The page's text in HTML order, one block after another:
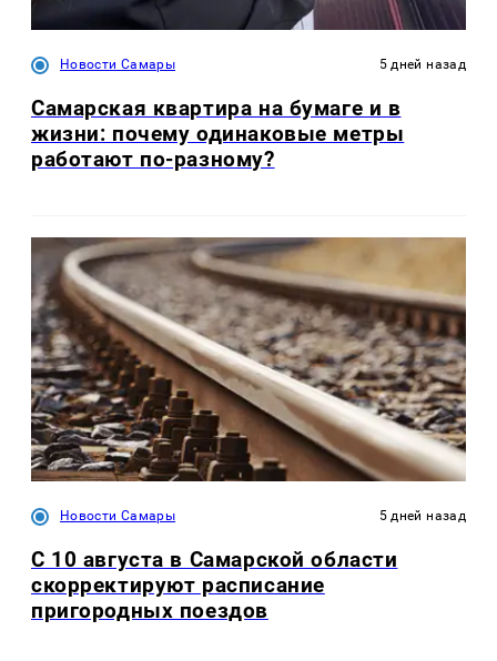
Новости Самары 5 дней назад
Самарская квартира на бумаге и в
жизни: почему одинаковые метры
работают по-разному?
Новости Самары 5 дней назад
С 10 августа в Самарской области
скорректируют расписание
пригородных поездов